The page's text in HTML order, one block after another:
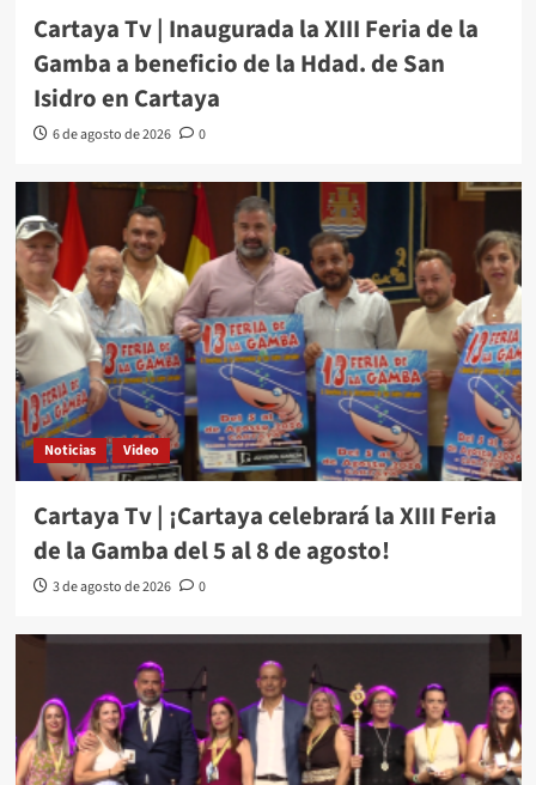
Cartaya Tv | Inaugurada la XIII Feria de la
Gamba a beneficio de la Hdad. de San
Isidro en Cartaya
6 de agosto de 2026 0
Noticias Video
Cartaya Tv | ¡Cartaya celebrará la XIII Feria
de la Gamba del 5 al 8 de agosto!
3 de agosto de 2026 0